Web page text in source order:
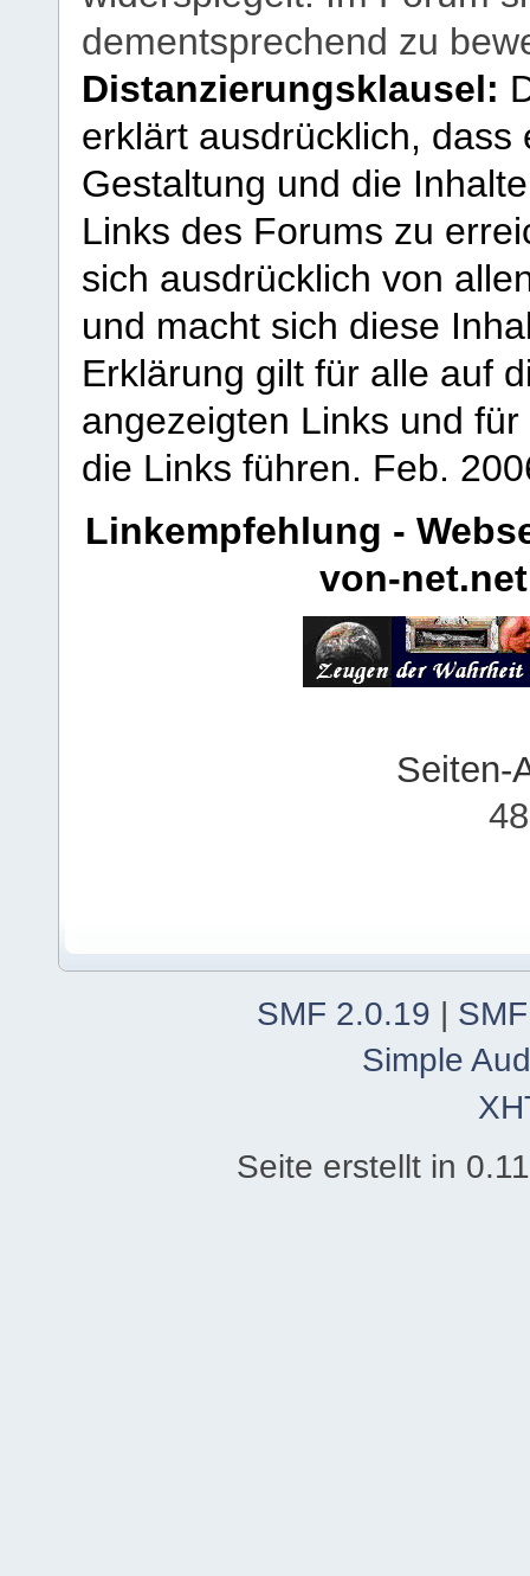
dementsprechend zu
Distanzierungsklausel:
erklärt ausdrücklich,
Gestaltung und die
Links des Forums zu
sich ausdrücklich von
und macht sich diese
Erklärung gilt für alle auf
angezeigten Links und
die Links führen. Feb.
Linkempfehlung -
von-net.net
Seiten-
SMF 2.0.19 |
Simple
Seite erstellt in